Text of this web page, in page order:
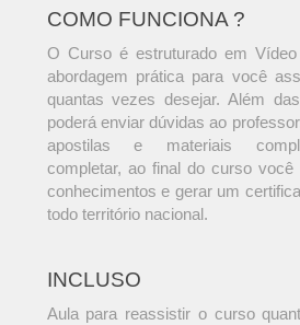
COMO FUNCIONA ?
O Curso é estruturado em
abordagem prática para você
quantas vezes desejar. Além
poderá enviar dúvidas ao
apostilas e materiais
completar, ao final do curso
conhecimentos e gerar um
todo território nacional.
INCLUSO
Aula para reassistir o curso